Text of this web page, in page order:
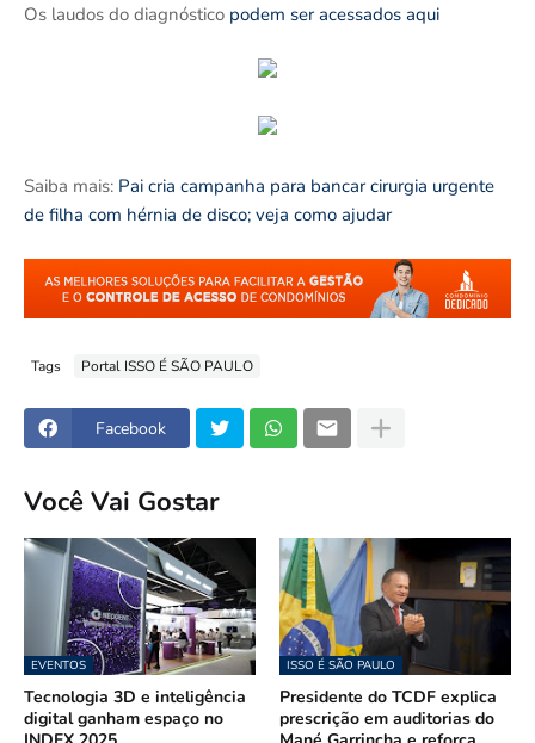
Os laudos do diagnóstico podem ser acessados aqui
Saiba mais: Pai cria campanha para bancar cirurgia urgente
de filha com hérnia de disco; veja como ajudar
Tags Portal ISSO É SÃO PAULO
Facebook
Você Vai Gostar
EVENTOS
Tecnologia 3D e inteligência
digital ganham espaço no
ISSO É SÃO PAULO
Presidente do TCDF explica
prescrição em auditorias do